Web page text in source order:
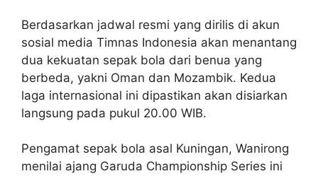
Berdasarkan jadwal resmi yang dirilis di akun
sosial media Timnas Indonesia akan menantang
dua kekuatan sepak bola dari benua yang
berbeda, yakni Oman dan Mozambik. Kedua
laga internasional ini dipastikan akan disiarkan
langsung pada pukul 20.00 WIB.
Pengamat sepak bola asal Kuningan, Wanirong
menilai ajang Garuda Championship Series ini